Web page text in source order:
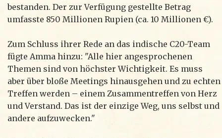
bestanden. Der zur Verfügung gestellte Betrag
umfasste 850 Millionen Rupien (ca. 10 Millionen €).
Zum Schluss ihrer Rede an das indische C20-Team
fügte Amma hinzu: "Alle hier angesprochenen
Themen sind von höchster Wichtigkeit. Es muss
aber über bloße Meetings hinausgehen und zu echten
Treffen werden – einem Zusammentreffen von Herz
und Verstand. Das ist der einzige Weg, uns selbst und
andere aufzuwecken."